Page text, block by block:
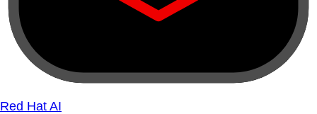
Red Hat AI